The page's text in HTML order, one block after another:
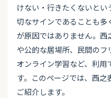
けない・行きたくないと
切なサインであることも
が原因ではありません。
や公的な居場所、民間のフ
オンライン学習など、利
す。このページでは、西
ご紹介します。